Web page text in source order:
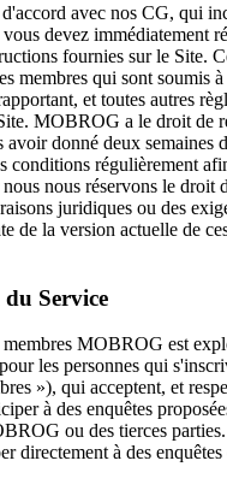
d'accord avec nos CG, qui
devez immédiatement
fournies sur le Site.
membres qui sont soumis
et toutes autres
MOBROG a le droit de
avoir donné deux semaines
conditions régulièrement
nous réservons le droit
juridiques ou des
de la version actuelle de
Service
MOBROG est
les personnes qui
»), qui acceptent, et
à des enquêtes
ou des tierces
directement à des